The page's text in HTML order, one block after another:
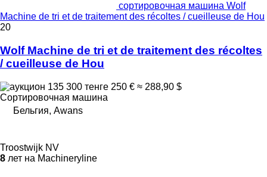
сортировочная машина Wolf
Machine de tri et de traitement des récoltes / cueilleuse de Hou
20
Wolf Machine de tri et de traitement des récoltes
/ cueilleuse de Hou
135 300 тенге 250 € ≈ 288,90 $
Сортировочная машина
Бельгия, Awans
Troostwijk NV
8 лет на Machineryline